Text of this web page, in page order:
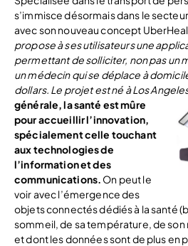
s’immisce désormais dans le
avec son nouveau concept
propose à ses utilisateurs une
permettant de solliciter, non pas un
un médecin qui se déplace à
dollars. Le projet est né à Los
générale, la santé est mûre
pour accueillir l’innovation,
spécialement celle touchant
aux technologies de
l’information et des
communications. On peut le
voir avec l’émergence des
objets connectés dédiés à la santé
sommeil, de sa température, de
et dont les données sont de plus en